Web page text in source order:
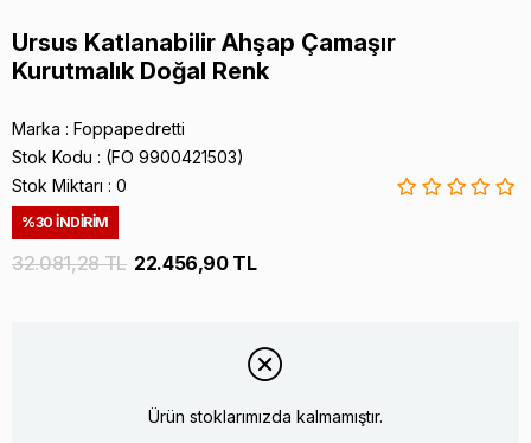
Ursus Katlanabilir Ahşap Çamaşır
Kurutmalık Doğal Renk
Marka : Foppapedretti
Stok Kodu
(FO 9900421503)
Stok Miktarı : 0
%30 İNDIRIM
32.081,28 TL 22.456,90 TL
Ürün stoklarımızda kalmamıştır.